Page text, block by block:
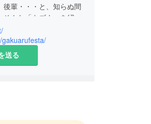
輩・・・と、知らぬ間
んな「キズナ」を紹介
を応援する無料の進路
・・学生のアルバム。
gakuarufesta/
送る